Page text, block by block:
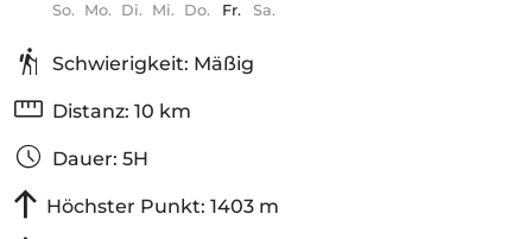
So. Mo. Di. Mi. Do. Fr. Sa.
Schwierigkeit: Mäßig
Distanz: 10 km
Dauer: 5H
Höchster Punkt: 1403 m